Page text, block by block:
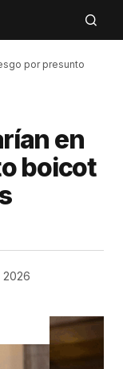
por presunto
en
boicot